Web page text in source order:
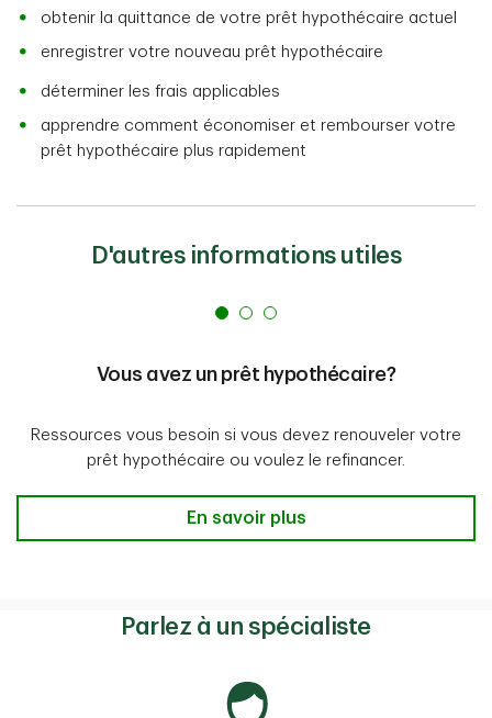
obtenir la quittance de votre prêt hypothécaire actuel
enregistrer votre nouveau prêt hypothécaire
déterminer les frais applicables
apprendre comment économiser et rembourser votre
prêt hypothécaire plus rapidement
D'autres informations utiles
Vous avez un prêt hypothécaire?
Ressources vous besoin si vous devez renouveler votre
prêt hypothécaire ou voulez le refinancer.
Vous avez un prêt hypothécaire?
En savoir plus
Parlez à un spécialiste